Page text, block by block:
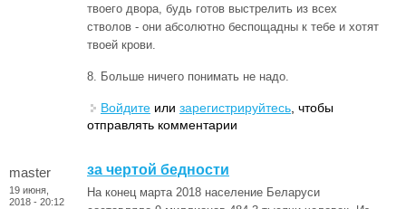
твоего двора, будь готов выстрелить из всех
стволов - они абсолютно беспощадны к тебе и хотят
твоей крови.
8. Больше ничего понимать не надо.
Войдите или зарегистрируйтесь , чтобы
отправлять комментарии
master
19 июня,
2018 - 20:12
за чертой бедности
На конец марта 2018 население Беларуси